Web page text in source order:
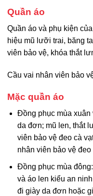
Quần áo
Quần áo và phụ kiện
hiệu mũ lưỡi trai, băng
viên bảo vệ, khóa thắt
Cầu vai nhân viên bảo
Mặc quần áo
Đồng phục mùa xuân
da đơn; mũ len, thắt
viên bảo vệ đeo cà
nhân viên bảo vệ
Đồng phục mùa
và áo len kiểu an
đi giày da đơn hoặc